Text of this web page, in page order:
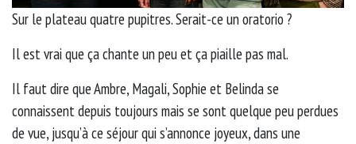
Sur le plateau quatre pupitres. Serait-ce un oratorio ?
Il est vrai que ça chante un peu et ça piaille pas mal.
Il faut dire que Ambre, Magali, Sophie et Belinda se
connaissent depuis toujours mais se sont quelque peu perdues
de vue, jusqu’à ce séjour qui s’annonce joyeux, dans une